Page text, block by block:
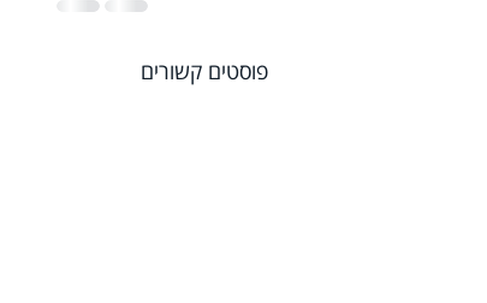
פוסטים קשורים